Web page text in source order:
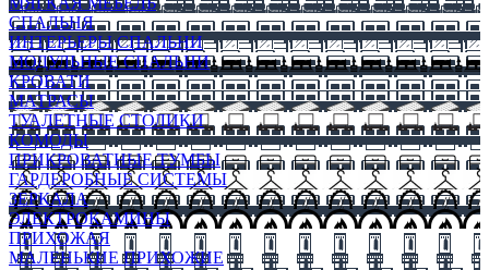
СПАЛЬНЯ
ИНТЕРЬЕРЫ СПАЛЬНИ
МОДУЛЬНЫЕ СПАЛЬНИ
КРОВАТИ
МАТРАСЫ
ТУАЛЕТНЫЕ СТОЛИКИ
КОМОДЫ
ПРИКРОВАТНЫЕ ТУМБЫ
ГАРДЕРОБНЫЕ СИСТЕМЫ
ЗЕРКАЛА
ЭЛЕКТРОКАМИНЫ
ПРИХОЖАЯ
МАЛЕНЬКИЕ ПРИХОЖИЕ